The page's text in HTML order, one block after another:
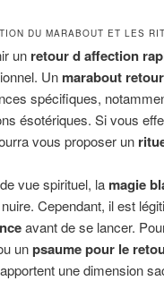
DU MARABOUT ET LES
un retour d affection
Un marabout
spécifiques,
ésotériques. Si vous
vous proposer un
vue spirituel, la magie
Cependant, il est
avant de se lancer.
unpsaume pour le
une dimension